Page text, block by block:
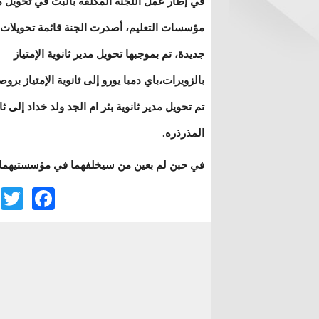
مؤسسات التعليم، أصدرت الجنة قائمة تحويلات
جديدة، تم بموجبها تحويل مدير ثانوية الإمتياز
بالزويرات،باي دمبا يورو إلى ثانوية الإمتياز
تم تحويل مدير ثانوية بئر ام الجد ولد خداد إلى
المذرذره.
في حبن لم بعين من سيخلفهما في